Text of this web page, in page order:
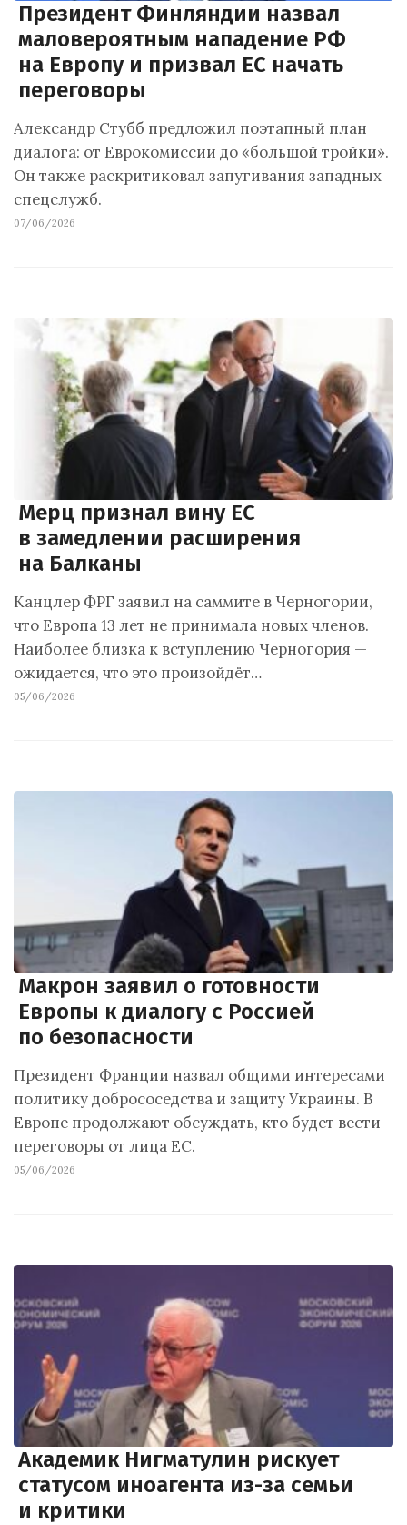
Президент Финляндии назвал
маловероятным нападение РФ
на Европу и призвал ЕС начать
переговоры
Александр Стубб предложил поэтапный план
диалога: от Еврокомиссии до «большой тройки».
Он также раскритиковал запугивания западных
спецслужб.
07/06/2026
Мерц признал вину ЕС
в замедлении расширения
на Балканы
Канцлер ФРГ заявил на саммите в Черногории,
что Европа 13 лет не принимала новых членов.
Наиболее близка к вступлению Черногория —
ожидается, что это произойдёт…
05/06/2026
Макрон заявил о готовности
Европы к диалогу с Россией
по безопасности
Президент Франции назвал общими интересами
политику добрососедства и защиту Украины. В
Европе продолжают обсуждать, кто будет вести
переговоры от лица ЕС.
05/06/2026
Академик Нигматулин рискует
статусом иноагента из-за семьи
и критики